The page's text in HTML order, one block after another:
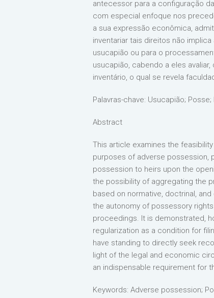
antecessor para a configuração
com especial enfoque nos
a sua expressão econômica,
inventariar tais direitos não
usucapião ou para o
usucapião, cabendo a eles
inventário, o qual se revela
Palavras-chave: Usucapião;
Abstract
This article examines the
purposes of adverse possession,
possession to heirs upon the
the possibility of aggregating the
based on normative, doctrinal,
the autonomy of possessory
proceedings. It is demonstrated,
regularization as a condition for
have standing to directly seek
light of the legal and economic
an indispensable requirement for
Keywords: Adverse possession;